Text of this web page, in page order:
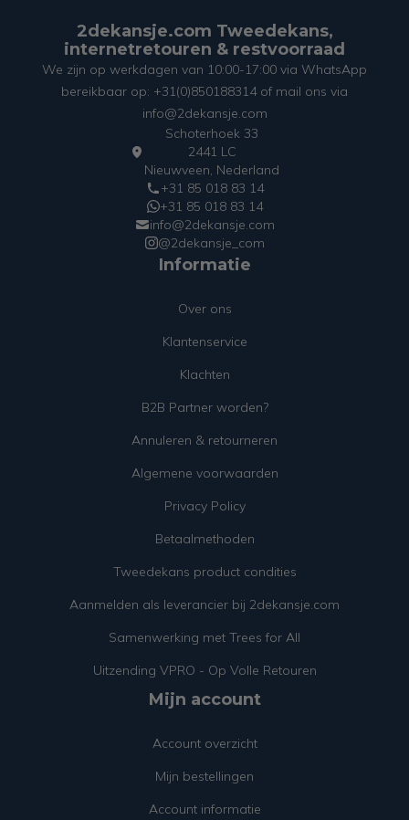
2dekansje.com Tweedekans,
internetretouren & restvoorraad
We zijn op werkdagen van 10:00-17:00 via WhatsApp
bereikbaar op: +31(0)850188314 of mail ons via
info@2dekansje.com
Schoterhoek 33
2441 LC
Nieuwveen, Nederland
+31 85 018 83 14
+31 85 018 83 14
info@2dekansje.com
@2dekansje_com
Informatie
Over ons
Klantenservice
Klachten
B2B Partner worden?
Annuleren & retourneren
Algemene voorwaarden
Privacy Policy
Betaalmethoden
Tweedekans product condities
Aanmelden als leverancier bij 2dekansje.com
Samenwerking met Trees for All
Uitzending VPRO - Op Volle Retouren
Mijn account
Account overzicht
Mijn bestellingen
Account informatie